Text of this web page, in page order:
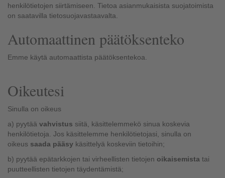
henkilötietojen siirtämiseen. Tietoa asianmukaisista suojatoimista
on saatavilla tietosuojavastaavalta.
Automaattinen päätöksenteko
Emme käytä automaattista päätöksentekoa.
Oikeutesi
Sinulla on oikeus
a) pyytää vahvistus siitä, käsittelemmekö sinua koskevia
henkilötietoja. Jos käsittelemme henkilötietojasi, sinulla on
oikeus saada pääsy käsittelyä koskeviin tietoihin;
b) pyytää epätarkkojen tai virheellisten tietojen oikaisemista tai
puutteellisten tietojen täydentämistä;